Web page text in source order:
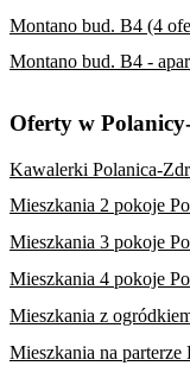
Montano bud. B4 (4
Montano bud. B4 -
Oferty w
Kawalerki Polanica-
Mieszkania 2 pokoje
Mieszkania 3 pokoje
Mieszkania 4 pokoje
Mieszkania z
Mieszkania na parterze